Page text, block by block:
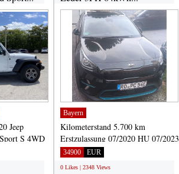
Jeep
S 4WD
Bayern
Kilometerstand 5.700 km
Erstzulassung 07/2020 HU 07/2023
Letzte Inspektion 07/2022...
34900 EUR
0 Likes | 2348 Views